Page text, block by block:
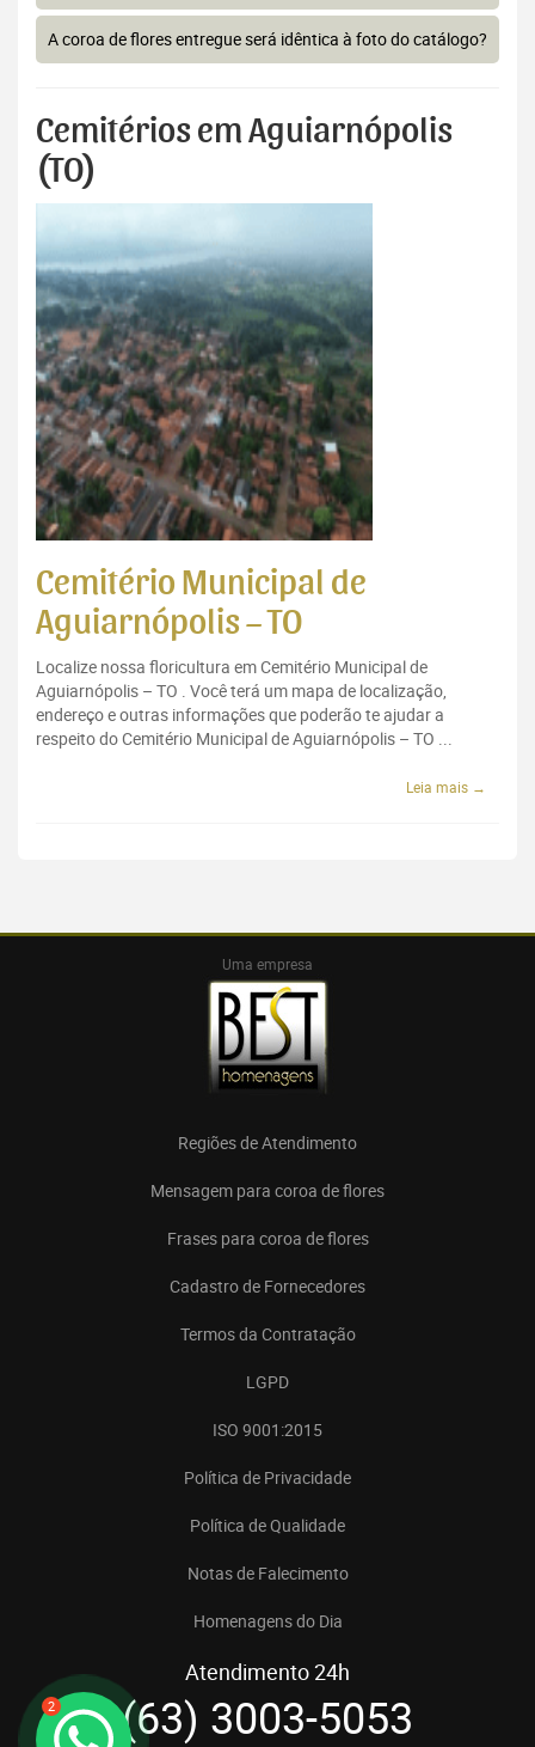
2
A coroa de flores entregue será idêntica à foto do catálogo?
Cemitérios em Aguiarnópolis
(TO)
Cemitério Municipal de
Aguiarnópolis – TO
Localize nossa floricultura em Cemitério Municipal de
Aguiarnópolis – TO . Você terá um mapa de localização,
endereço e outras informações que poderão te ajudar a
respeito do Cemitério Municipal de Aguiarnópolis – TO ...
Leia mais →
Uma empresa
Regiões de Atendimento
Mensagem para coroa de flores
Frases para coroa de flores
Cadastro de Fornecedores
Termos da Contratação
LGPD
ISO 9001:2015
Política de Privacidade
Política de Qualidade
Notas de Falecimento
Homenagens do Dia
Atendimento 24h
(63) 3003-5053